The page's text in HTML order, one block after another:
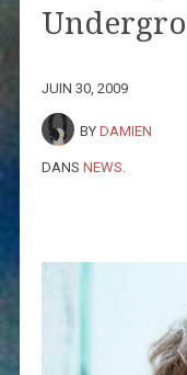
JUIN 30, 2009
BY DAMIEN
DANS NEWS